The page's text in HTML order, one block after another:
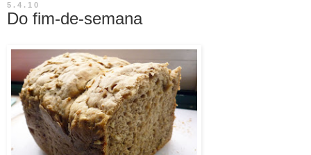
5.4.10
Do fim-de-semana